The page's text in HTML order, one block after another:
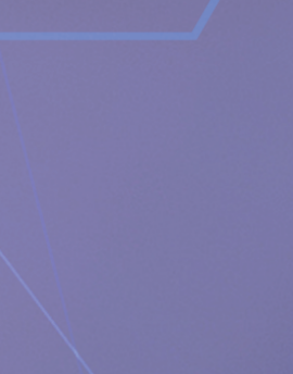
Bolagets Certified Adviser är FNCA
528 00 399,[email protected]
matstrupen och potentiellt kommer
paradigmskifte för anti-reflux-
framgångsrika resultat frånkliniska
fokuserar också på eHälsa i kroppen